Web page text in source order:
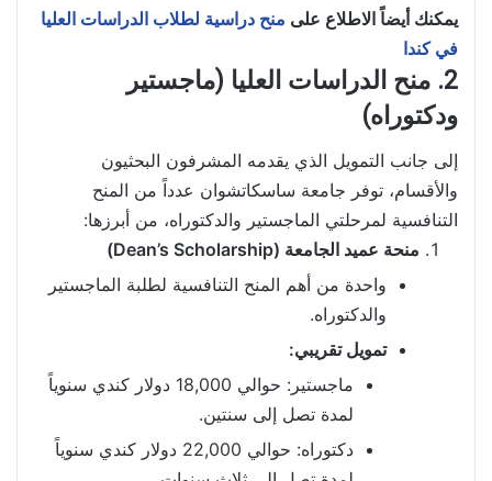
يمكنك أيضاً الاطلاع على منح دراسية لطلاب الدراسات العليا
في كندا
2. منح الدراسات العليا (ماجستير
ودكتوراه)
إلى جانب التمويل الذي يقدمه المشرفون البحثيون
والأقسام، توفر جامعة ساسكاتشوان عدداً من المنح
التنافسية لمرحلتي الماجستير والدكتوراه، من أبرزها:
منحة عميد الجامعة (Dean’s Scholarship)
واحدة من أهم المنح التنافسية لطلبة الماجستير
والدكتوراه.
تمويل تقريبي:
ماجستير: حوالي 18,000 دولار كندي سنوياً
لمدة تصل إلى سنتين.
دكتوراه: حوالي 22,000 دولار كندي سنوياً